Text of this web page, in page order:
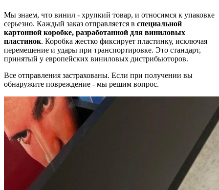
Мы знаем, что винил - хрупкий товар, и относимся к упаковке
серьезно. Каждый заказ отправляется в специальной
картонной коробке, разработанной для виниловых
пластинок. Коробка жестко фиксирует пластинку, исключая
перемещение и удары при транспортировке. Это стандарт,
принятый у европейских виниловых дистрибьюторов.
Все отправления застрахованы. Если при получении вы
обнаружите повреждение - мы решим вопрос.